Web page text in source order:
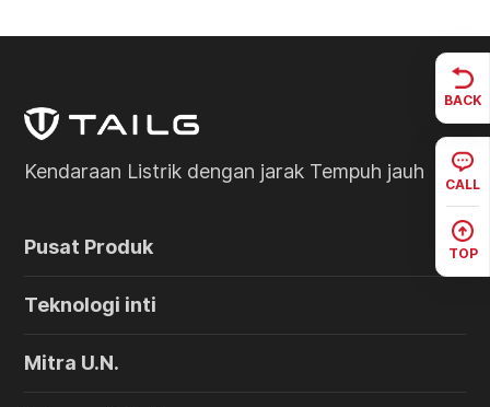
Kendaraan Listrik dengan jarak Tempuh jauh
Pusat Produk
Teknologi inti
Mitra U.N.
CALL
TOP
BACK